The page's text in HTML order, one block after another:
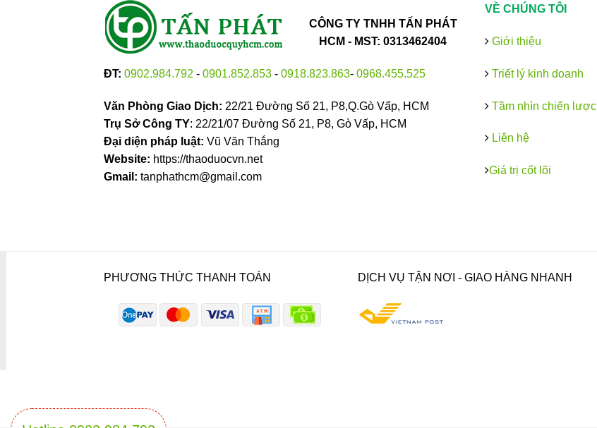
CÔNG TY TNHH TẤN PHÁT
HCM - MST: 0313462404
ĐT: 0902.984.792 - 0901.852.853 - 0918.823.863- 0968.455.525
Văn Phòng Giao Dịch: 22/21 Đường Số 21, P8,Q.Gò Vấp, HCM
Trụ Sở Công TY: 22/21/07 Đường Số 21, P8, Gò Vấp, HCM
Đại diện pháp luật: Vũ Văn Thắng
Website: https://thaoduocvn.net
Gmail: tanphathcm@gmail.com
VỀ CHÚNG TÔI
Giới thiệu
Triết lý kinh doanh
Tầm nhìn chiến lược
Liên hệ
Giá trị cốt lõi
PHƯƠNG THỨC THANH TOÁN DỊCH VỤ TẬN NƠI - GIAO HÀNG NHANH